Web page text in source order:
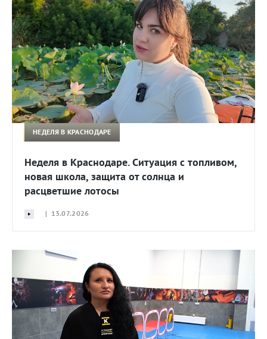
НЕДЕЛЯ В КРАСНОДАРЕ
Неделя в Краснодаре. Ситуация с топливом,
новая школа, защита от солнца и
расцветшие лотосы
| 13.07.2026